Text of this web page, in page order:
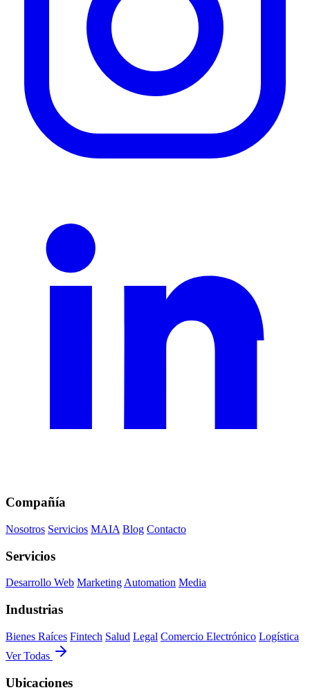
Compañía
Nosotros Servicios MAIA Blog Contacto
Servicios
Desarrollo Web Marketing Automation Media
Industrias
Bienes Raíces Fintech Salud Legal Comercio Electrónico Logística
Ver Todas
Ubicaciones